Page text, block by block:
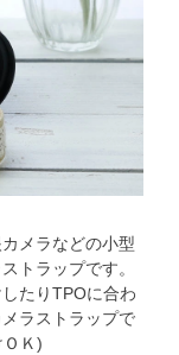
メラなどの小型
トラップです。
たりTPOに合わ
ラストラップで
Ｋ)